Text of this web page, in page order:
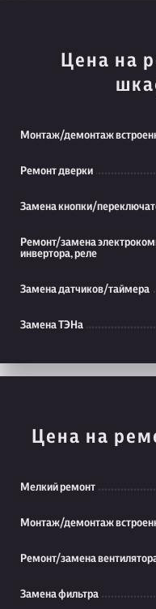
Цена на
Монтаж/демонтаж
Ремонт дверки
Замена кнопки/
Ремонт/замена
инвертора, реле
Замена датчиков/таймера
Замена ТЭНа
Цена на
Мелкий ремонт
Монтаж/демонтаж
Ремонт/замена
Замена фильтра